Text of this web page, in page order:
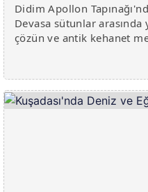
Didim Apollon
Devasa sütunlar arasında
çözün ve antik kehanet